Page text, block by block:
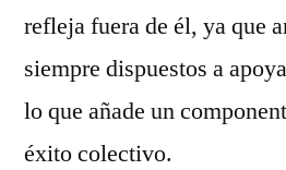
refleja fuera de él, ya que
siempre dispuestos a
lo que añade un
éxito colectivo.